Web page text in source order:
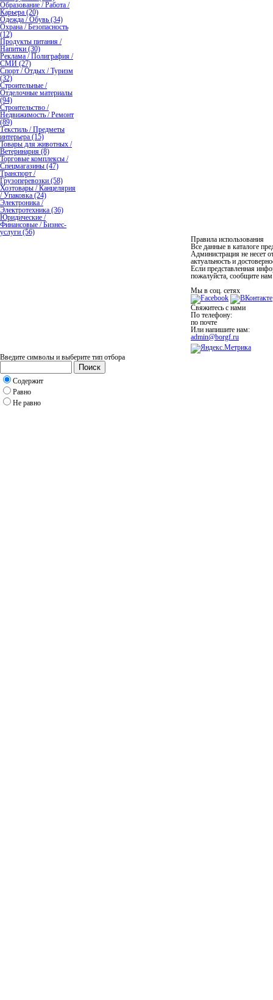
Образование / Работа /
Карьера (20)
Одежда / Обувь (34)
Охрана / Безопасность
(12)
Продукты питания /
Напитки (30)
Реклама / Полиграфия /
СМИ (27)
Спорт / Отдых / Туризм
(32)
Строительные /
Отделочные материалы
(94)
Строительство /
Недвижимость / Ремонт
(89)
Текстиль / Предметы
интерьера (15)
Товары для животных /
Ветеринария (8)
Торговые комплексы /
Спецмагазины (47)
Транспорт /
Грузоперевозки (58)
Хозтовары / Канцелярия
/ Упаковка (24)
Электроника /
Электротехника (36)
Юридические /
Финансовые / Бизнес-
услуги (56)
Правила использования
Все данные в каталоге
Администрация не несет
актуальность и
Если представленная
пожалуйста, сообщите
Мы в соц. сетях
Свяжитесь с нами
По телефону:
по почте
Или напишите нам:
admin@borgf.ru
Введите символы и выберите тип отбора
Поиск
Содержит
Равно
Не равно